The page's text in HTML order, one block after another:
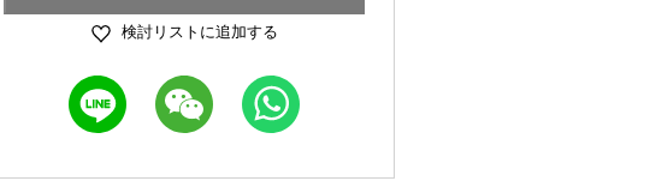
検討リストに追加する